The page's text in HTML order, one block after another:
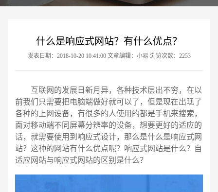
什么是响应式网站？有什么优点？
发表日期：2018-10-20 10:41:00 文章编辑：小易 浏览次数：2253
互联网的发展日新月异，各种技术层出不穷，在以
前我们只需要把电脑端做好就可以了，但是现在出现了
各种的上网设备，有很多的人使用的都是手机来搜索，
面对移动端不同屏幕分辨率的设备，想要更好的适应的
话，就需要使用到响应式设计，那么是什么是响应式网
站？这种的网站有什么优点呢？响应式网站是什么？自
适应网站与响应式网站的区别是什么？